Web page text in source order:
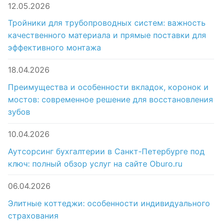
12.05.2026
Тройники для трубопроводных систем: важность
качественного материала и прямые поставки для
эффективного монтажа
18.04.2026
Преимущества и особенности вкладок, коронок и
мостов: современное решение для восстановления
зубов
10.04.2026
Аутсорсинг бухгалтерии в Санкт-Петербурге под
ключ: полный обзор услуг на сайте Oburo.ru
06.04.2026
Элитные коттеджи: особенности индивидуального
страхования